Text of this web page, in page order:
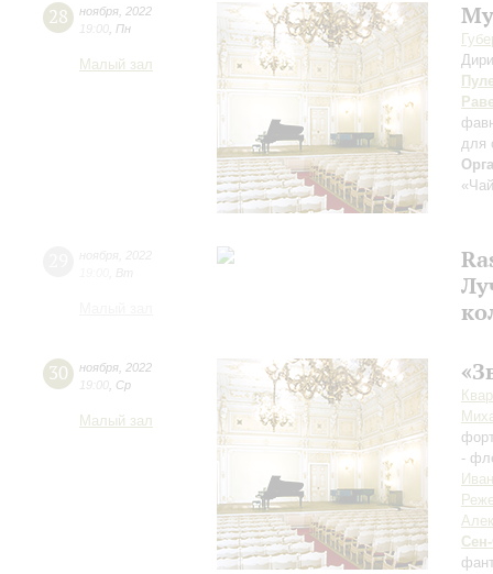
28 ноября 2022
19:00 Пн
Малый зал
для
30 ноября 2022
19:00 Ср
Малый зал
-